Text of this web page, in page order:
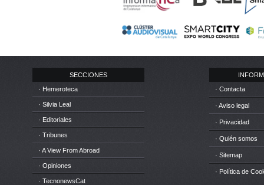
SECCIONES
· Hemeroteca
· Silvia Leal
· Editoriales
· Tribunes
· A View From Abroad
· Opiniones
· TecnonewsCat
· Contacta
· Aviso legal
· Privacidad
· Quién somos
· Sitemap
· Política de